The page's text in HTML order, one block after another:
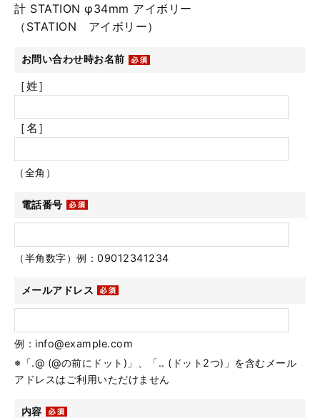
計 STATION φ34mm アイボリー
（STATION アイボリー）
お問い合わせ時お名前
［姓］
［名］
（全角）
電話番号
（半角数字）例：09012341234
メールアドレス
例：info@example.com
※「.@ (@の前にドット)」、「.. (ドット2つ)」を含むメール
アドレスはご利用いただけません
内容